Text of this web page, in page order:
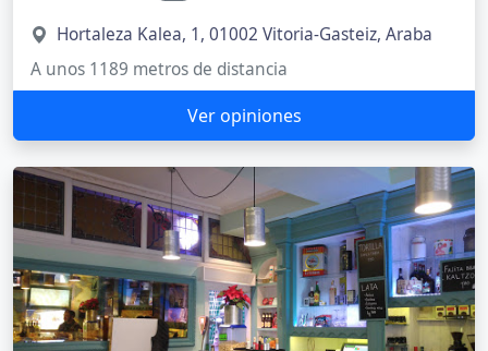
Hortaleza Kalea, 1, 01002 Vitoria-Gasteiz, Araba
A unos 1189 metros de distancia
Ver opiniones